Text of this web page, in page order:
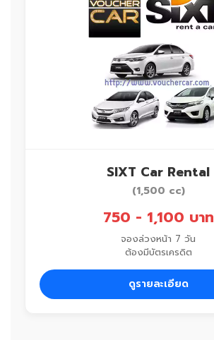
SIXT Car Rental
(1,500 cc)
750 - 1,100 บาท
จองล่วงหน้า 7 วัน
ต้องมีบัตรเครดิต
ดูรายละเอียด